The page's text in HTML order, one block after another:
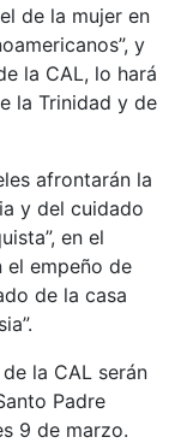
de la mujer en
y
la CAL, lo hará
la Trinidad y de
afrontarán la
y del cuidado
en el
empeño de
de la casa
la CAL serán
Padre
9 de marzo.